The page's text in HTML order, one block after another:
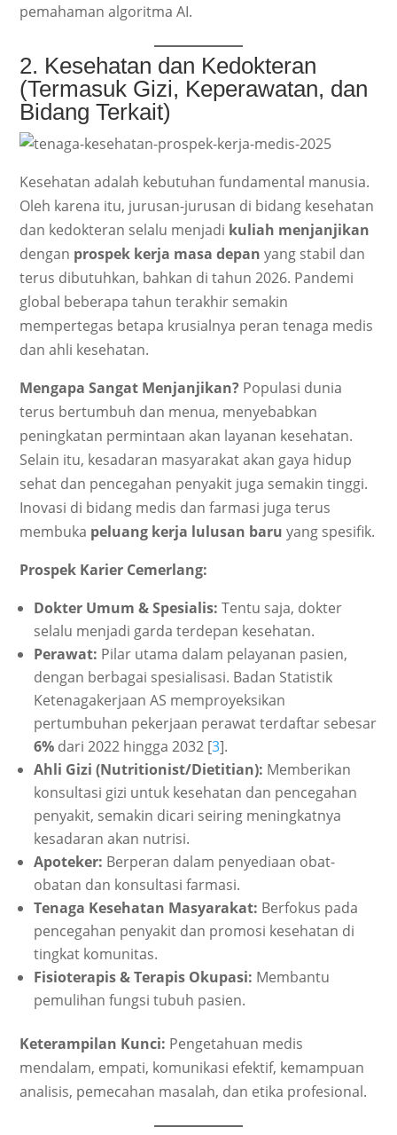
pemahaman algoritma AI.
2. Kesehatan dan Kedokteran
(Termasuk Gizi, Keperawatan, dan
Bidang Terkait)
Kesehatan adalah kebutuhan fundamental manusia.
Oleh karena itu, jurusan-jurusan di bidang kesehatan
dan kedokteran selalu menjadi kuliah menjanjikan
dengan prospek kerja masa depan yang stabil dan
terus dibutuhkan, bahkan di tahun 2026. Pandemi
global beberapa tahun terakhir semakin
mempertegas betapa krusialnya peran tenaga medis
dan ahli kesehatan.
Mengapa Sangat Menjanjikan? Populasi dunia
terus bertumbuh dan menua, menyebabkan
peningkatan permintaan akan layanan kesehatan.
Selain itu, kesadaran masyarakat akan gaya hidup
sehat dan pencegahan penyakit juga semakin tinggi.
Inovasi di bidang medis dan farmasi juga terus
membuka peluang kerja lulusan baru yang spesifik.
Prospek Karier Cemerlang:
Dokter Umum & Spesialis: Tentu saja, dokter
selalu menjadi garda terdepan kesehatan.
Perawat: Pilar utama dalam pelayanan pasien,
dengan berbagai spesialisasi. Badan Statistik
Ketenagakerjaan AS memproyeksikan
pertumbuhan pekerjaan perawat terdaftar sebesar
6% dari 2022 hingga 2032 [3].
Ahli Gizi (Nutritionist/Dietitian): Memberikan
konsultasi gizi untuk kesehatan dan pencegahan
penyakit, semakin dicari seiring meningkatnya
kesadaran akan nutrisi.
Apoteker: Berperan dalam penyediaan obat-
obatan dan konsultasi farmasi.
Tenaga Kesehatan Masyarakat: Berfokus pada
pencegahan penyakit dan promosi kesehatan di
tingkat komunitas.
Fisioterapis & Terapis Okupasi: Membantu
pemulihan fungsi tubuh pasien.
Keterampilan Kunci: Pengetahuan medis
mendalam, empati, komunikasi efektif, kemampuan
analisis, pemecahan masalah, dan etika profesional.